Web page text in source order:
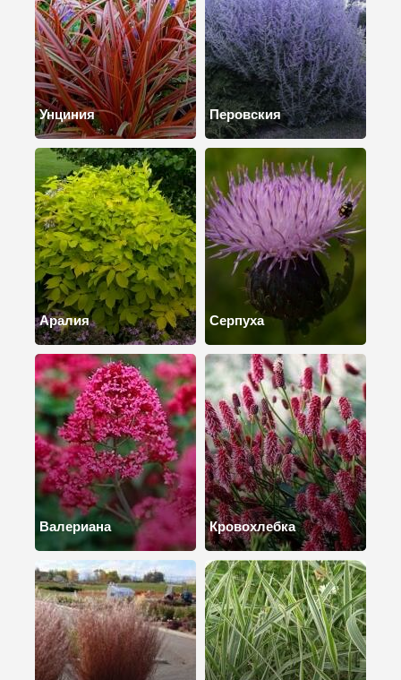
Унциния Перовския
Аралия Серпуха
Валериана Кровохлебка